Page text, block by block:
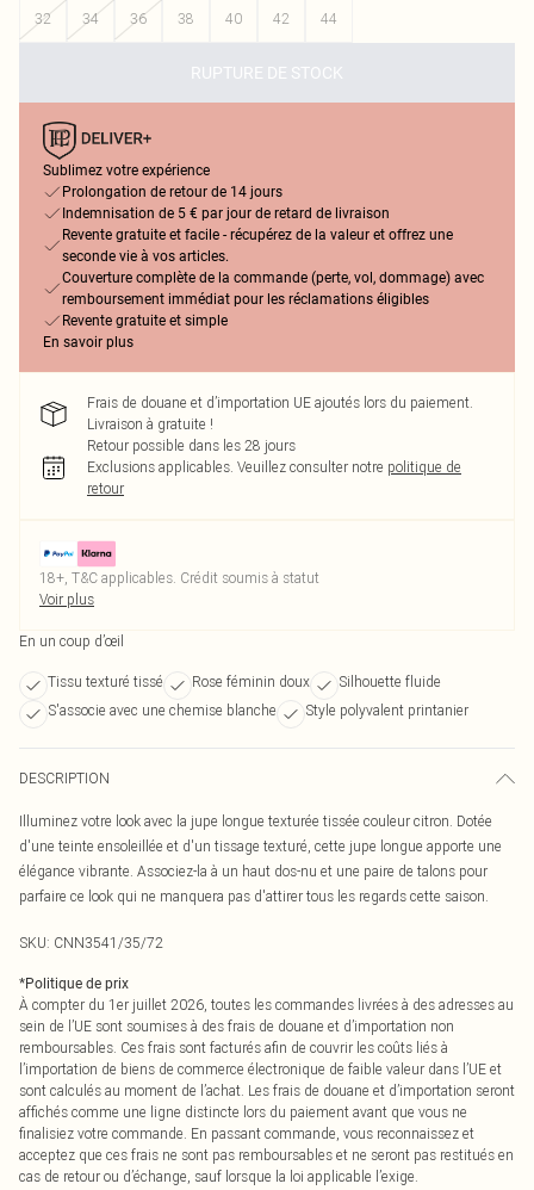
32
34 36 38 40 42 44
RUPTURE DE STOCK
Sublimez votre expérience
Prolongation de retour de 14 jours
Indemnisation de 5 € par jour de retard de livraison
Revente gratuite et facile - récupérez de la valeur et offrez une
seconde vie à vos articles.
Couverture complète de la commande (perte, vol, dommage) avec
remboursement immédiat pour les réclamations éligibles
Revente gratuite et simple
En savoir plus
Frais de douane et d’importation UE ajoutés lors du paiement.
Livraison à gratuite !
Retour possible dans les 28 jours
Exclusions applicables. Veuillez consulter notre politique de
retour
18+, T&C applicables. Crédit soumis à statut
Voir plus
En un coup d’œil
Tissu texturé tissé Rose féminin doux
Silhouette fluide
S'associe avec une chemise blanche
Style polyvalent printanier
DESCRIPTION
Illuminez votre look avec la jupe longue texturée tissée couleur citron. Dotée
d'une teinte ensoleillée et d'un tissage texturé, cette jupe longue apporte une
élégance vibrante. Associez-la à un haut dos-nu et une paire de talons pour
parfaire ce look qui ne manquera pas d'attirer tous les regards cette saison.
SKU: CNN3541/35/72
*Politique de prix
À compter du 1er juillet 2026, toutes les commandes livrées à des adresses au
sein de l’UE sont soumises à des frais de douane et d’importation non
remboursables. Ces frais sont facturés afin de couvrir les coûts liés à
l’importation de biens de commerce électronique de faible valeur dans l’UE et
sont calculés au moment de l’achat. Les frais de douane et d’importation seront
affichés comme une ligne distincte lors du paiement avant que vous ne
finalisiez votre commande. En passant commande, vous reconnaissez et
acceptez que ces frais ne sont pas remboursables et ne seront pas restitués en
cas de retour ou d’échange, sauf lorsque la loi applicable l’exige.